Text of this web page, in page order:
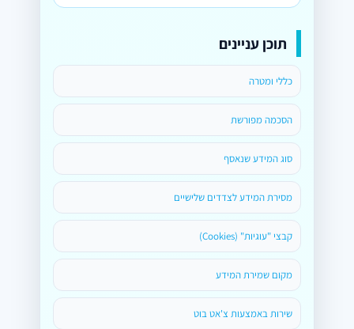
תוכן עניינים
כללי ומטרה
הסכמה מפורשת
סוג המידע שנאסף
מסירת המידע לצדדים שלישיים
קבצי "עוגיות" (Cookies)
מקום שמירת המידע
שירות באמצעות צ'אט בוט